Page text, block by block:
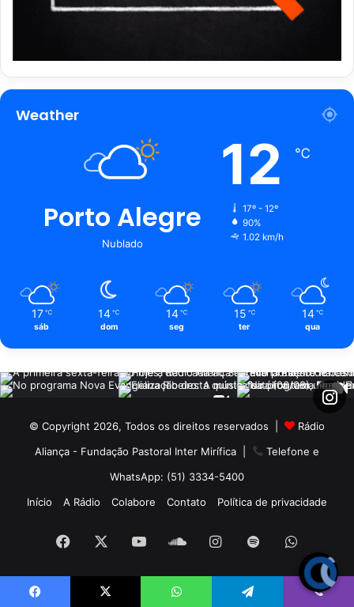
Weather
Porto Alegre
Nublado
12 ℃
17º - 12º
90%
1.02 km/h
17 ℃
sáb
14 ℃
dom
14 ℃
seg
15 ℃
ter
14 ℃
qua
© Copyright 2026, Todos os direitos reservados |
Rádio
Aliança - Fundação Pastoral Inter Mirífica|
Telefone e
WhatsApp: (51) 3334-5400
Início
A Rádio Colabore Contato Política de privacidade
Facebook YouTubeSoundCloud
Instagram
Spotify